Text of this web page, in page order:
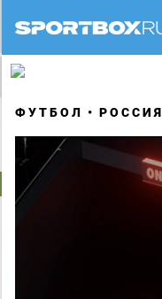
ФУТБОЛ РОССИЯ